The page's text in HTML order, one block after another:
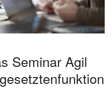
Seminar Agil